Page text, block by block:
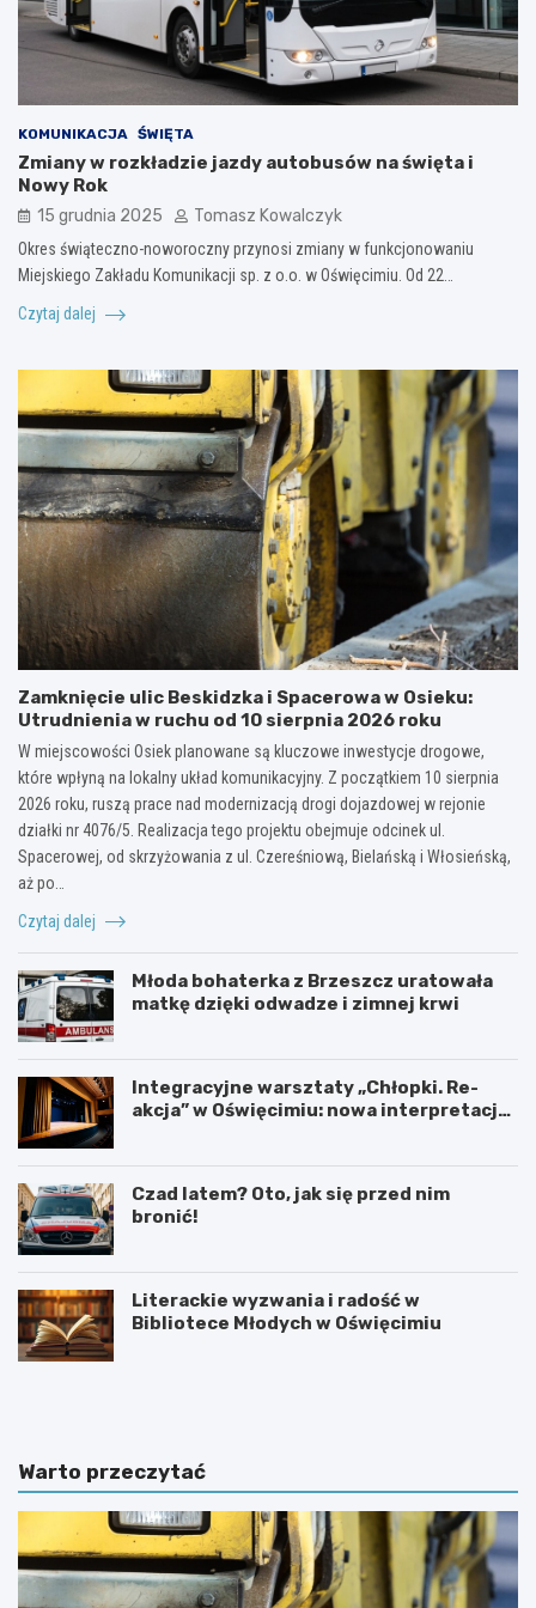
KOMUNIKACJA ŚWIĘTA
Zmiany w rozkładzie jazdy autobusów na święta i
Nowy Rok
15 grudnia 2025 Tomasz Kowalczyk
Okres świąteczno-noworoczny przynosi zmiany w funkcjonowaniu
Miejskiego Zakładu Komunikacji sp. z o.o. w Oświęcimiu. Od 22…
Czytaj dalej
Zamknięcie ulic Beskidzka i Spacerowa w Osieku:
Utrudnienia w ruchu od 10 sierpnia 2026 roku
W miejscowości Osiek planowane są kluczowe inwestycje drogowe,
które wpłyną na lokalny układ komunikacyjny. Z początkiem 10 sierpnia
2026 roku, ruszą prace nad modernizacją drogi dojazdowej w rejonie
działki nr 4076/5. Realizacja tego projektu obejmuje odcinek ul.
Spacerowej, od skrzyżowania z ul. Czereśniową, Bielańską i Włosieńską,
aż po…
Czytaj dalej
Młoda bohaterka z Brzeszcz uratowała
matkę dzięki odwadze i zimnej krwi
Integracyjne warsztaty „Chłopki. Re-
akcja” w Oświęcimiu: nowa interpretacja
Czad latem? Oto, jak się przed nim
bronić!
Literackie wyzwania i radość w
Bibliotece Młodych w Oświęcimiu
U
y
s
t
ś
c
6
d
z
i
ń
K
Warto przeczytać